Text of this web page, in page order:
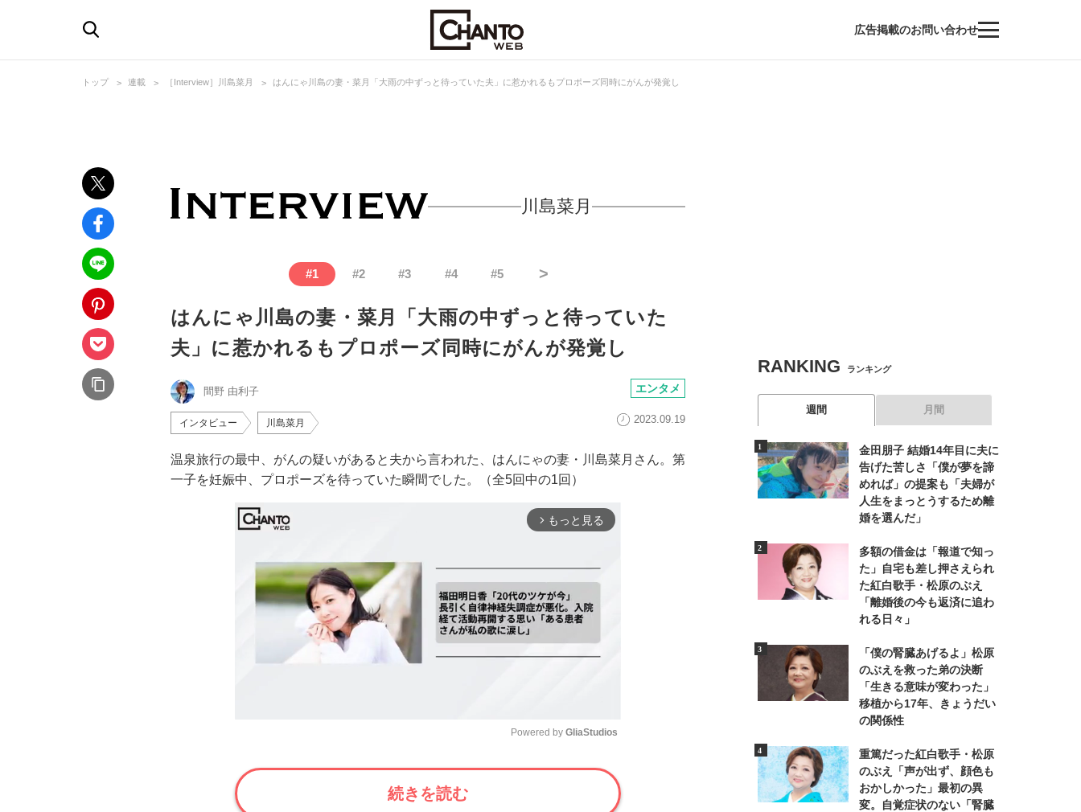
広告掲載のお問い合わせ
トップ 連載 ［Interview］川島菜月 はんにゃ川島の妻・菜月「大雨の中ずっと待っていた夫」に惹かれるもプロポーズ同時にがんが発覚し
川島菜月
#1 #2 #3 #4 #5 >
はんにゃ川島の妻・菜月「大雨の中ずっと待っていた
夫」に惹かれるもプロポーズ同時にがんが発覚し
間野 由利子 エンタメ
インタビュー 川島菜月 2023.09.19
温泉旅行の最中、がんの疑いがあると夫から言われた、はんにゃの妻・川島菜月さん。第
一子を妊娠中、プロポーズを待っていた瞬間でした。（全5回中の1回）
arrow_forward_ios もっと見る
Powered by GliaStudios
続きを読む
RANKING ランキング
週間 月間
金田朋子 結婚14年目に夫に
告げた苦しさ「僕が夢を諦
めれば」の提案も「夫婦が
人生をまっとうするため離
婚を選んだ」
多額の借金は「報道で知っ
た」自宅も差し押さえられ
た紅白歌手・松原のぶえ
「離婚後の今も返済に追わ
れる日々」
「僕の腎臓あげるよ」松原
のぶえを救った弟の決断
「生きる意味が変わった」
移植から17年、きょうだい
の関係性
重篤だった紅白歌手・松原
のぶえ「声が出ず、顔色も
おかしかった」最初の異
変。自覚症状のない「腎臓